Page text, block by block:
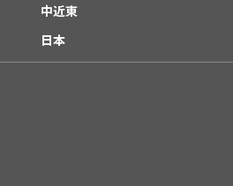
中近東
日本